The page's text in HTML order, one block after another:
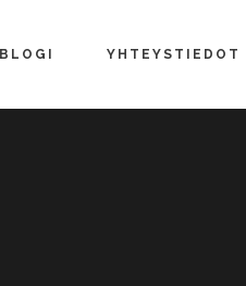
BLOGI YHTEYSTIEDOT